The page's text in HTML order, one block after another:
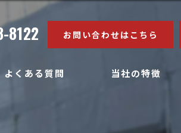
8122 お問い合わせはこちら
よくある質問 当社の特徴